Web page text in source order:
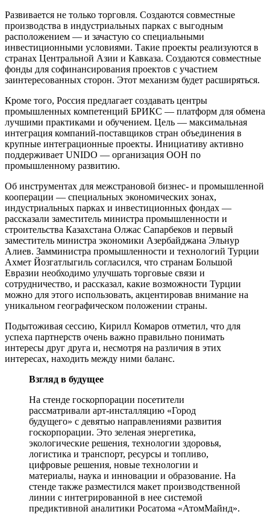
Развивается не только торговля. Создаются совместные
производства в индустриальных парках с выгодным
расположением — и зачастую со специальными
инвестиционными условиями. Такие проекты реализуются в
странах Центральной Азии и Кавказа. Создаются совместные
фонды для софинансирования проектов с участием
заинтересованных сторон. Этот механизм будет расширяться.
Кроме того, Россия предлагает создавать центры
промышленных компетенций БРИКС — платформ для обмена
лучшими практиками и обучением. Цель — максимальная
интеграция компаний-поставщиков стран объединения в
крупные интеграционные проекты. Инициативу активно
поддерживает UNIDO — организация ООН по
промышленному развитию.
Об инструментах для межстрановой бизнес- и промышленной
кооперации — специальных экономических зонах,
индустриальных парках и инвестиционных фондах —
рассказали заместитель министра промышленности и
строительства Казахстана Олжас Сапарбеков и первый
заместитель министра экономики Азербайджана Эльнур
Алиев. Замминистра промышленности и технологий Турции
Ахмет Йозгатлыгиль согласился, что странам Большой
Евразии необходимо улучшать торговые связи и
сотрудничество, и рассказал, какие возможности Турции
можно для этого использовать, акцентировав внимание на
уникальном географическом положении страны.
Подытоживая сессию, Кирилл Комаров отметил, что для
успеха партнерств очень важно правильно понимать
интересы друг друга и, несмотря на различия в этих
интересах, находить между ними баланс.
Взгляд в будущее
На стенде госкорпорации посетители
рассматривали арт-инсталляцию «Город
будущего» с девятью направлениями развития
госкорпорации. Это зеленая энергетика,
экологические решения, технологии здоровья,
логистика и транспорт, ресурсы и топливо,
цифровые решения, новые технологии и
материалы, наука и инновации и образование. На
стенде также разместился макет производственной
линии с интегрированной в нее системой
предиктивной аналитики Росатома «АтомМайнд».